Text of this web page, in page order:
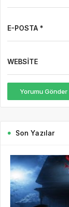
E-POSTA *
WEBSITE
Yorumu Gönder
Son Yazılar